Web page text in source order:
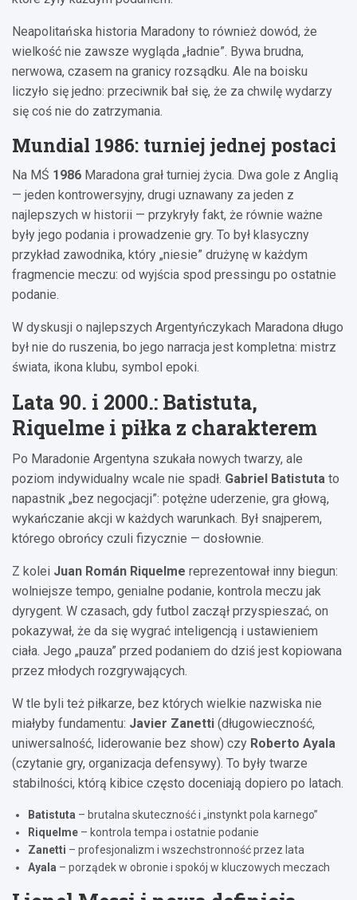
Neapolitańska historia Maradony to również dowód, że
wielkość nie zawsze wygląda „ładnie”. Bywa brudna,
nerwowa, czasem na granicy rozsądku. Ale na boisku
liczyło się jedno: przeciwnik bał się, że za chwilę wydarzy
się coś nie do zatrzymania.
Mundial 1986: turniej jednej postaci
Na MŚ 1986 Maradona grał turniej życia. Dwa gole z Anglią
— jeden kontrowersyjny, drugi uznawany za jeden z
najlepszych w historii — przykryły fakt, że równie ważne
były jego podania i prowadzenie gry. To był klasyczny
przykład zawodnika, który „niesie” drużynę w każdym
fragmencie meczu: od wyjścia spod pressingu po ostatnie
podanie.
W dyskusji o najlepszych Argentyńczykach Maradona długo
był nie do ruszenia, bo jego narracja jest kompletna: mistrz
świata, ikona klubu, symbol epoki.
Lata 90. i 2000.: Batistuta,
Riquelme i piłka z charakterem
Po Maradonie Argentyna szukała nowych twarzy, ale
poziom indywidualny wcale nie spadł. Gabriel Batistuta to
napastnik „bez negocjacji”: potężne uderzenie, gra głową,
wykańczanie akcji w każdych warunkach. Był snajperem,
którego obrońcy czuli fizycznie — dosłownie.
Z kolei Juan Román Riquelme reprezentował inny biegun:
wolniejsze tempo, genialne podanie, kontrola meczu jak
dyrygent. W czasach, gdy futbol zaczął przyspieszać, on
pokazywał, że da się wygrać inteligencją i ustawieniem
ciała. Jego „pauza” przed podaniem do dziś jest kopiowana
przez młodych rozgrywających.
W tle byli też piłkarze, bez których wielkie nazwiska nie
miałyby fundamentu: Javier Zanetti (długowieczność,
uniwersalność, liderowanie bez show) czy Roberto Ayala
(czytanie gry, organizacja defensywy). To były twarze
stabilności, którą kibice często doceniają dopiero po latach.
Batistuta – brutalna skuteczność i „instynkt pola karnego”
Riquelme – kontrola tempa i ostatnie podanie
Zanetti – profesjonalizm i wszechstronność przez lata
Ayala – porządek w obronie i spokój w kluczowych meczach